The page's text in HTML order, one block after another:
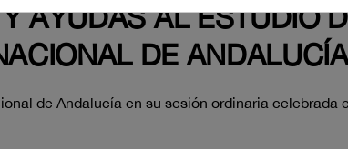
AYUDAS AL ESTUDIO
DE ANDALUCÍA
de Andalucía en su sesión ordinaria